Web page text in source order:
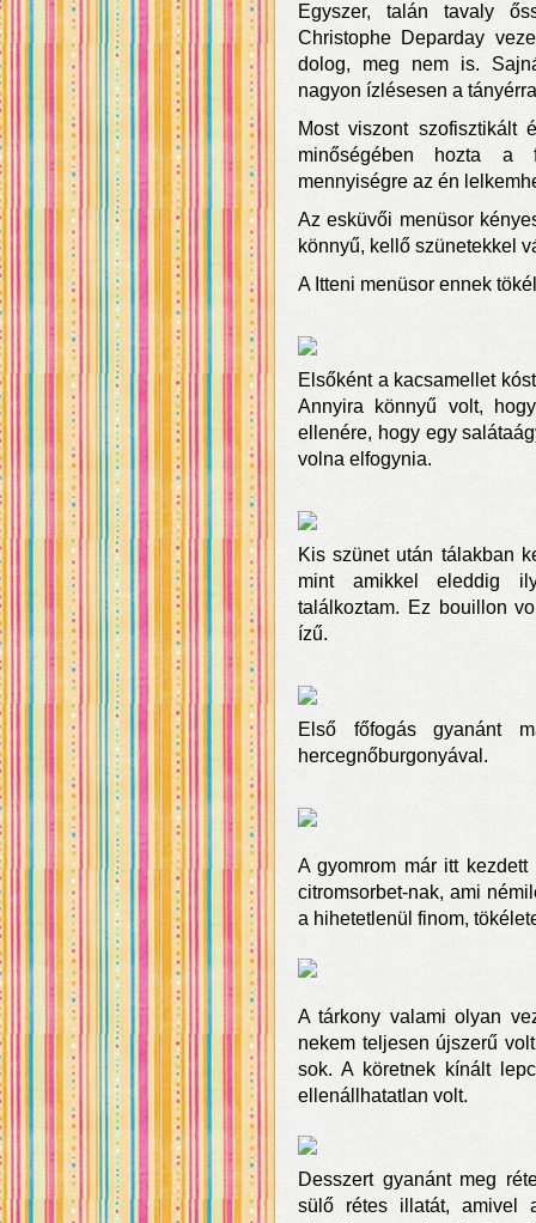
Egyszer, talán tavaly
Christophe Deparday
dolog, meg nem is.
nagyon ízlésesen a
Most viszont szofisztikált
minőségében hozta a
mennyiségre az én
Az esküvői menüsor
könnyű, kellő szünetekkel
A Itteni menüsor ennek
Elsőként a kacsamellet
Annyira könnyű volt,
ellenére, hogy egy
volna elfogynia.
Kis szünet után tálakban
mint amikkel eleddig
találkoztam. Ez bouillon
ízű.
Első főfogás gyanánt
hercegnőburgonyával.
A gyomrom már itt
citromsorbet-nak, ami
a hihetetlenül finom,
A tárkony valami olyan
nekem teljesen újszerű
sok. A köretnek kínált
ellenállhatatlan volt.
Desszert gyanánt meg
sülő rétes illatát, amivel